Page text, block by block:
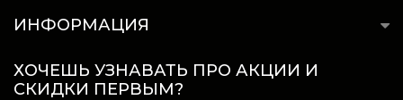
ИНФОРМАЦИЯ
ХОЧЕШЬ УЗНАВАТЬ ПРО АКЦИИ И
СКИДКИ ПЕРВЫМ?